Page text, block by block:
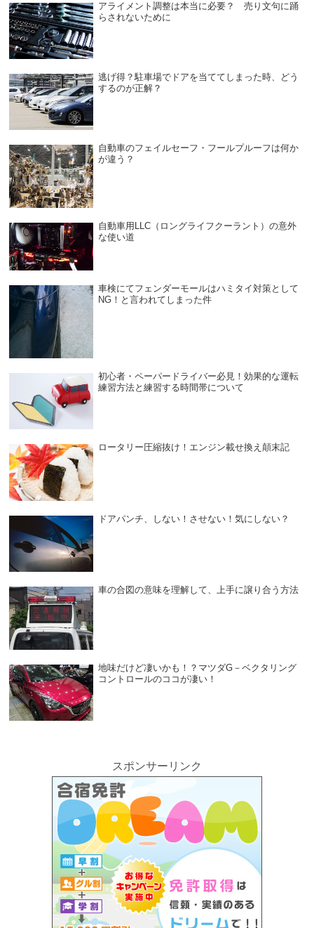
アライメント調整は本当に必要？ 売り文句に踊
らされないために
逃げ得？駐車場でドアを当ててしまった時、どう
するのが正解？
自動車のフェイルセーフ・フールプルーフは何か
が違う？
自動車用LLC（ロングライフクーラント）の意外
な使い道
車検にてフェンダーモールはハミタイ対策として
NG！と言われてしまった件
初心者・ペーパードライバー必見！効果的な運転
練習方法と練習する時間帯について
ロータリー圧縮抜け！エンジン載せ換え顛末記
ドアパンチ、しない！させない！気にしない？
車の合図の意味を理解して、上手に譲り合う方法
地味だけど凄いかも！？マツダG－ベクタリング
コントロールのココが凄い！
スポンサーリンク